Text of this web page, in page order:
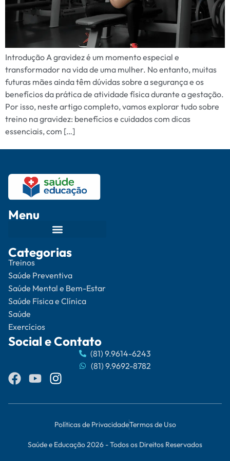
Introdução A gravidez é um momento especial e
transformador na vida de uma mulher. No entanto, muitas
futuras mães ainda têm dúvidas sobre a segurança e os
benefícios da prática de atividade física durante a gestação.
Por isso, neste artigo completo, vamos explorar tudo sobre
treino na gravidez: benefícios e cuidados com dicas
essenciais, com […]
Menu
Categorias
Treinos
Saúde Preventiva
Saúde Mental e Bem-Estar
Saúde Física e Clínica
Saúde
Exercícios
Social e Contato
(81) 9.9614-6243
(81) 9.9692-8782
Políticas de PrivacidadeTermos de Uso
Saúde e Educação 2026 - Todos os Direitos Reservados